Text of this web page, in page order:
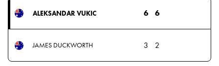
ALEKSANDAR VUKIC 6 6
JAMES DUCKWORTH 3 2